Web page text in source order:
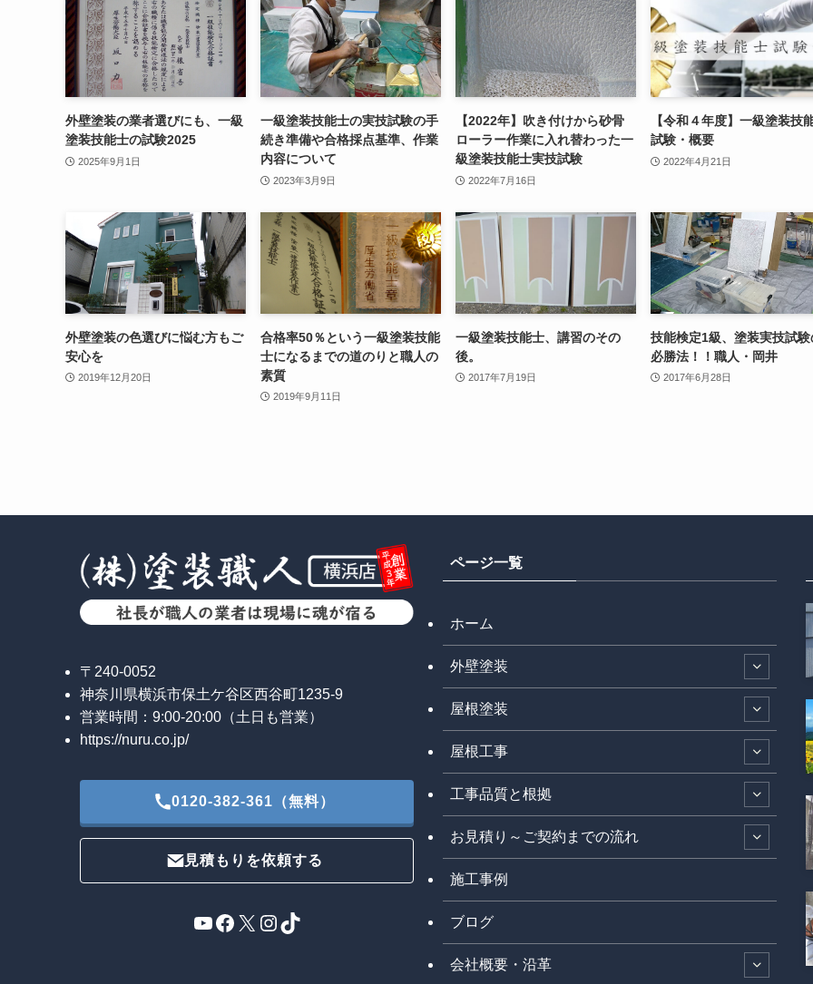
外壁塗装の業者選びにも、一級
塗装技能士の試験2025
2025年9月1日
一級塗装技能士の実技試験の手
続き準備や合格採点基準、作業
内容について
2023年3月9日
【2022年】吹き付けから砂骨
ローラー作業に入れ替わった一
級塗装技能士実技試験
2022年7月16日
【令和４年度】一級塗装技
試験・概要
2022年4月21日
外壁塗装の色選びに悩む方もご
安心を
2019年12月20日
合格率50％という一級塗装技能
士になるまでの道のりと職人の
素質
2019年9月11日
一級塗装技能士、講習のその
後。
2017年7月19日
技能検定1級、塗装実技試験
必勝法！！職人・岡井
2017年6月28日
〒240-0052
神奈川県横浜市保土ケ谷区西谷町1235-9
営業時間：9:00-20:00（土日も営業）
https://nuru.co.jp/
0120-382-361（無料）
見積もりを依頼する
YouTube
Facebook
X Instagram
TikTok
ページ一覧
ホーム
外壁塗装
屋根塗装
屋根工事
工事品質と根拠
お見積り～ご契約までの流れ
施工事例
ブログ
会社概要・沿革